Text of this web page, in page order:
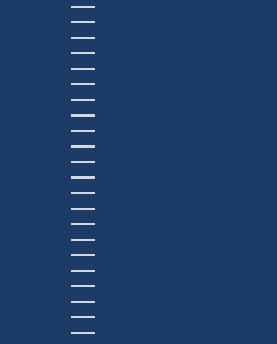
AFGHANISTAN (USD $)
ÅLAND ISLANDS (USD $)
ALBANIA (USD $)
ALGERIA (USD $)
ANDORRA (USD $)
ANGOLA (USD $)
ANGUILLA (USD $)
ANTIGUA & BARBUDA (USD $)
ARGENTINA (USD $)
ARMENIA (USD $)
ARUBA (USD $)
ASCENSION ISLAND (USD $)
AUSTRALIA (USD $)
AUSTRIA (USD $)
AZERBAIJAN (USD $)
BAHAMAS (USD $)
BAHRAIN (USD $)
BANGLADESH (USD $)
BARBADOS (USD $)
BELARUS (USD $)
BELGIUM (USD $)
BELIZE (USD $)